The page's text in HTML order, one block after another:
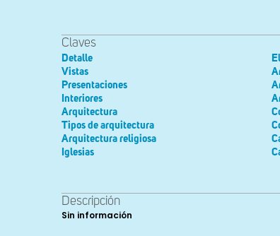
Claves
Detalle
Vistas
Presentaciones
Interiores
Arquitectura
Tipos de arquitectura
Arquitectura religiosa
Iglesias
Descripción
Sin información